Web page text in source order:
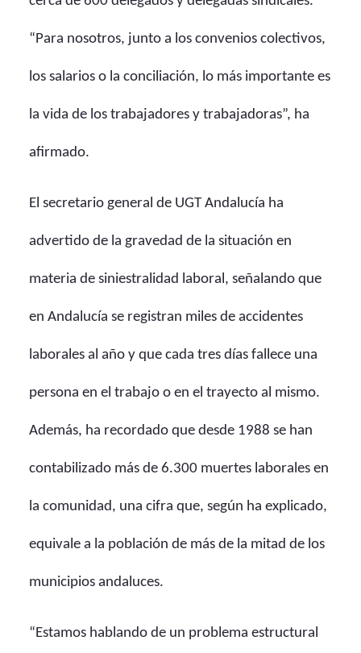
“Para nosotros, junto a los convenios colectivos,
los salarios o la conciliación, lo más importante es
la vida de los trabajadores y trabajadoras”, ha
afirmado.
El secretario general de UGT Andalucía ha
advertido de la gravedad de la situación en
materia de siniestralidad laboral, señalando que
en Andalucía se registran miles de accidentes
laborales al año y que cada tres días fallece una
persona en el trabajo o en el trayecto al mismo.
Además, ha recordado que desde 1988 se han
contabilizado más de 6.300 muertes laborales en
la comunidad, una cifra que, según ha explicado,
equivale a la población de más de la mitad de los
municipios andaluces.
“Estamos hablando de un problema estructural